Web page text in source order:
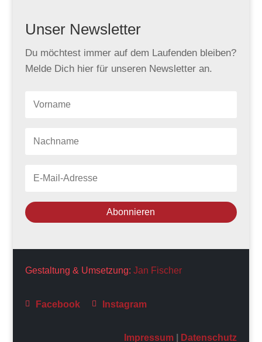
Unser Newsletter
Du möchtest immer auf dem Laufenden bleiben?
Melde Dich hier für unseren Newsletter an.
Abonnieren
Gestaltung & Umsetzung: Jan Fischer
 Facebook  Instagram
Impressum Datenschutz